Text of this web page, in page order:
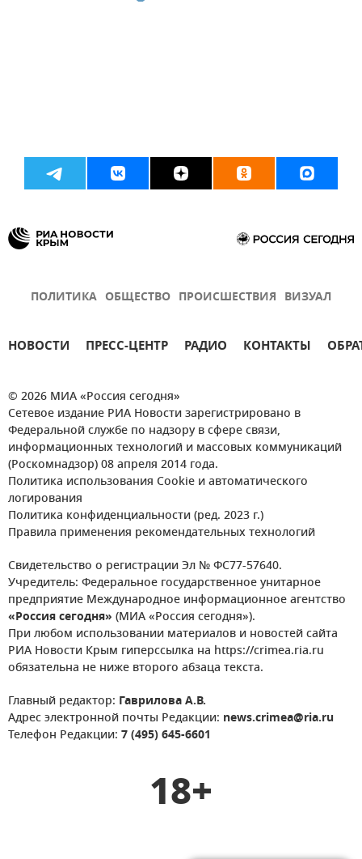
ПОЛИТИКА ОБЩЕСТВО ПРОИСШЕСТВИЯ ВИЗУАЛ
НОВОСТИ ПРЕСС-ЦЕНТР РАДИО КОНТАКТЫ
© 2026 МИА «Россия сегодня»
Сетевое издание РИА Новости зарегистрировано в
Федеральной службе по надзору в сфере связи,
информационных технологий и массовых коммуникаций
(Роскомнадзор) 08 апреля 2014 года.
Политика использования Cookie и автоматического
логирования
Политика конфиденциальности (ред. 2023 г.)
Правила применения рекомендательных технологий
Свидетельство о регистрации Эл № ФС77-57640.
Учредитель: Федеральное государственное унитарное
предприятие Международное информационное агентство
«Россия сегодня» (МИА «Россия сегодня»).
При любом использовании материалов и новостей сайта
РИА Новости Крым гиперссылка на https://crimea.ria.ru
обязательна не ниже второго абзаца текста.
Главный редактор: Гаврилова А.В.
Адрес электронной почты Редакции: news.crimea@ria.ru
Телефон Редакции: 7 (495) 645-6601
18+